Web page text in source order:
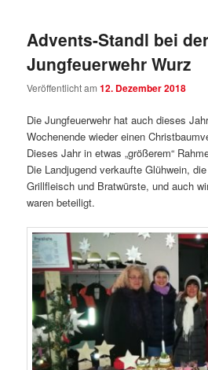
Advents-Standl bei der
Jungfeuerwehr Wurz
Veröffentlicht am12. Dezember 2018
Die Jungfeuerwehr hat auch dieses
Wochenende wieder einen
Dieses Jahr in etwas „größerem“
Die Landjugend verkaufte Glühwein,
Grillfleisch und Bratwürste, und auch
waren beteiligt.